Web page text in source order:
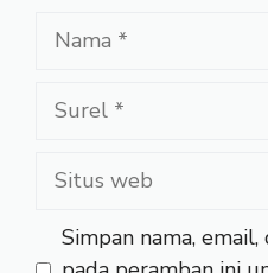
Nama
Surel
Situs
Simpan nama,